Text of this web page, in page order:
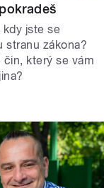
kdy jste se
stranu zákona?
čin, který se vám